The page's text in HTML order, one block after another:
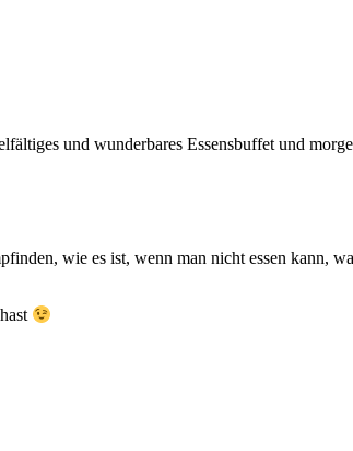
und wunderbares Essensbuffet und
wie es ist, wenn man nicht essen kann,